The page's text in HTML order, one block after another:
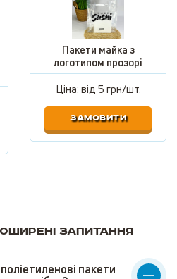
Пакети майка з
логотипом прозорі
Ціна: від5 грн/шт.
ЗАМОВИТИ
запитання
пакети